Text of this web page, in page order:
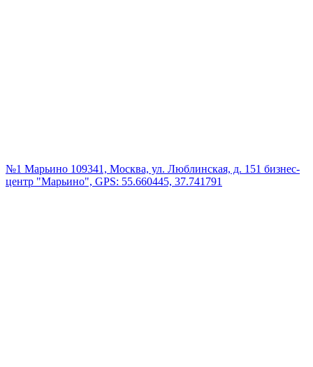
№1 Марьино 109341, Москва, ул. Люблинская, д. 151 бизнес-
центр "Марьино", GPS: 55.660445, 37.741791